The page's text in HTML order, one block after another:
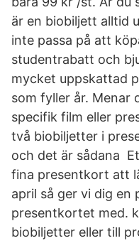
är en biobiljett alltid
inte passa på att
studentrabatt och
mycket uppskattad
som fyller år. Menar
specifik film eller
två biobiljetter i
och det är sådana
fina presentkort att
april så ger vi dig en
presentkortet med.
biobiljetter eller till